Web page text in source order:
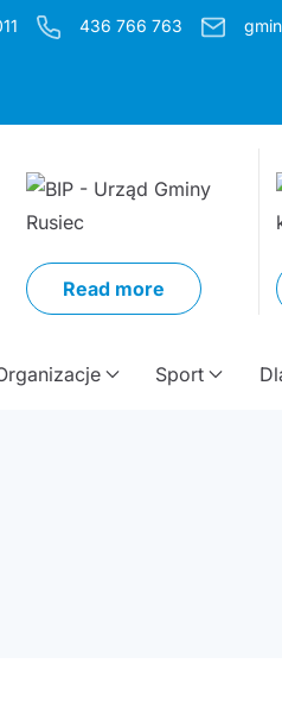
436 766 763
Read more
Sport